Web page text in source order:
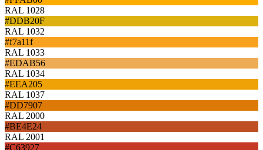
RAL 1028
#DDB20F
RAL 1032
#f7a11f
RAL 1033
#EDAB56
RAL 1034
#EEA205
RAL 1037
#DD7907
RAL 2000
#BE4E24
RAL 2001
#C63927